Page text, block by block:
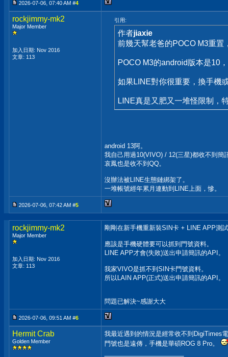
2026-07-06, 07:40 AM #4
rockjimmy-mk2
Major Member
加入日期: Nov 2016
文章: 113
引用:
作者jiaxie
前幾天幫老爸的POCO M3重置
POCO M3的android版本是10
如果LINE對你很重要，換手機
LINE真是又肥又一堆怪限制，
android 13阿。
我自己用過10(VIVO) / 12(三星)都收不到簡
哀鳳也是收不到QQ。
沒辦法被LINE生態鏈綁架了。
一堆帳號經年累月連動到LINE上面，慘。
2026-07-06, 07:42 AM #5
rockjimmy-mk2
Major Member
加入日期: Nov 2016
文章: 113
剛剛在新手機重新裝SIN卡 + LINE APP測試
應該是手機硬體要可以抓到門號資料。
LINE APP才會(失敗)送出申請簡訊的API。
我家VIVO是抓不到SIN卡門號資料。
所以LAIN APP(正式)送出申請簡訊的API。
問題已解決~感謝大大
2026-07-06, 09:51 AM #6
Hermit Crab
Golden Member
我最近遇到的情況是經常收不到DigiTimes
門號也是遠傳，手機是華碩ROG 8 Pro。